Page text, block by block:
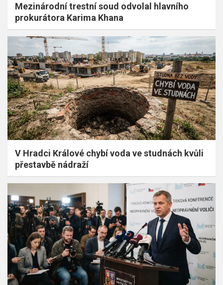
Mezinárodní trestní soud odvolal hlavního
prokurátora Karima Khana
V Hradci Králové chybí voda ve studnách kvůli
přestavbě nádraží